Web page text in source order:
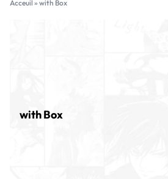
Acceuil » with Box
with Box